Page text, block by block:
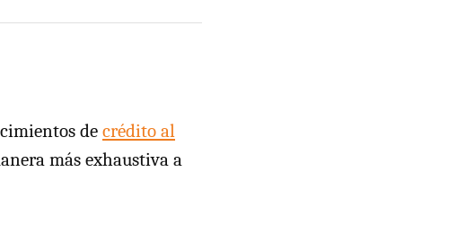
de crédito al
más exhaustiva a